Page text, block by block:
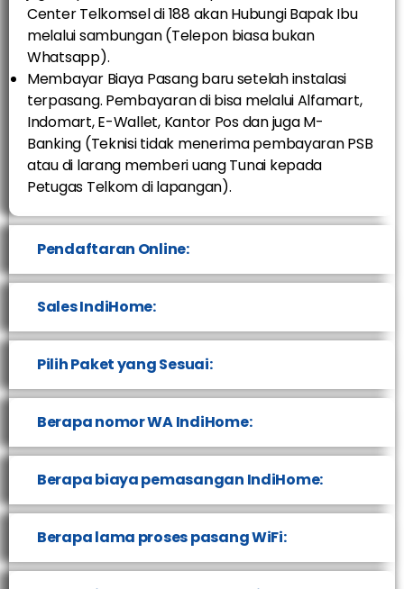
Center Telkomsel di 188 akan Hubungi Bapak Ibu
melalui sambungan (Telepon biasa bukan
Whatsapp).
Membayar Biaya Pasang baru setelah instalasi
terpasang. Pembayaran di bisa melalui Alfamart,
Indomart, E-Wallet, Kantor Pos dan juga M-
Banking (Teknisi tidak menerima pembayaran PSB
atau di larang memberi uang Tunai kepada
Petugas Telkom di lapangan).
Pendaftaran Online:
Sales IndiHome:
Pilih Paket yang Sesuai:
Berapa nomor WA IndiHome:
Berapa biaya pemasangan IndiHome:
Berapa lama proses pasang WiFi: